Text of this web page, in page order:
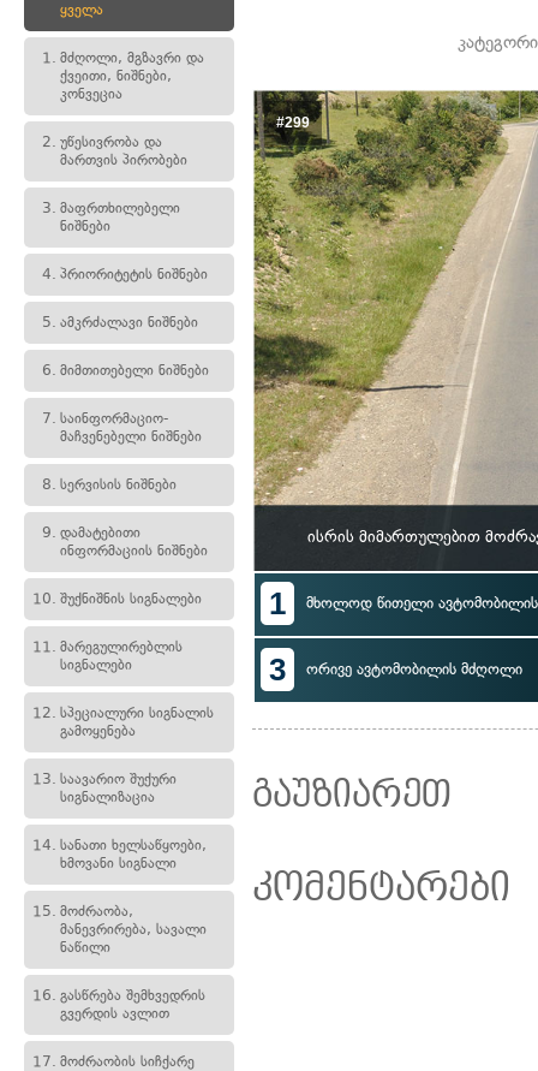
ყველა
1. მძღოლი, მგზავრი და
ქვეითი, ნიშნები,
კონვეცია
2. უწესივრობა და
მართვის პირობები
3. მაფრთხილებელი
ნიშნები
4. პრიორიტეტის ნიშნები
5. ამკრძალავი ნიშნები
6. მიმთითებელი ნიშნები
7. საინფორმაციო-
მაჩვენებელი ნიშნები
8. სერვისის ნიშნები
9. დამატებითი
ინფორმაციის ნიშნები
10. შუქნიშნის სიგნალები
11. მარეგულირებლის
სიგნალები
12. სპეციალური სიგნალის
გამოყენება
13. საავარიო შუქური
სიგნალიზაცია
14. სანათი ხელსაწყოები,
ხმოვანი სიგნალი
15. მოძრაობა,
მანევრირება, სავალი
ნაწილი
16. გასწრება შემხვედრის
გვერდის ავლით
17. მოძრაობის სიჩქარე
#299
ისრის მიმართულებით
1 მხოლოდ წითელი
3 ორივე ავტომობილის მძღოლი
გაუზიარეთ
კომენტარები